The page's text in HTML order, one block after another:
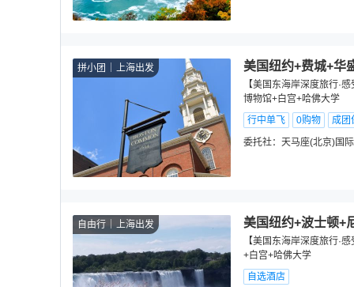
拼小团 上海出发 美国纽约+费城+华
【美国东海岸深度旅行·
博物馆+白宫+哈佛大学
行中单飞
0购物
成团
委托社： 天马座(北京)国
自由行 上海出发 美国纽约+波士顿+
【美国东海岸深度旅行·
+白宫+哈佛大学
自选酒店